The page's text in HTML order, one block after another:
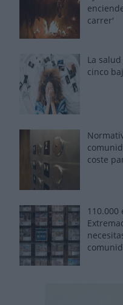
carrer'
La
cinco
coste